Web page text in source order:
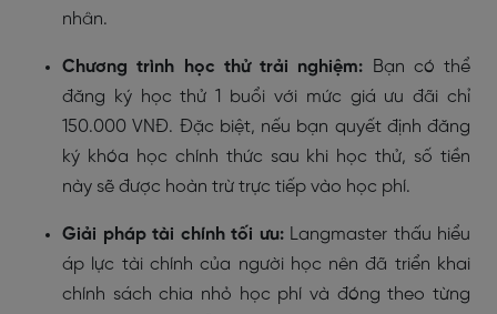
nhân.
Chương trình học thử trải nghiệm:
Bạn có thể
đăng ký học thử 1 buổi với mức giá ưu đãi chỉ
150.000 VNĐ. Đặc biệt, nếu bạn quyết định đăng
ký khóa học chính thức sau khi học thử, số tiền
này sẽ được hoàn trừ trực tiếp vào học phí.
Giải pháp tài chính tối ưu:Langmaster thấu hiểu
áp lực tài chính của người học nên đã triển khai
chính sách chia nhỏ học phí và đóng theo từng